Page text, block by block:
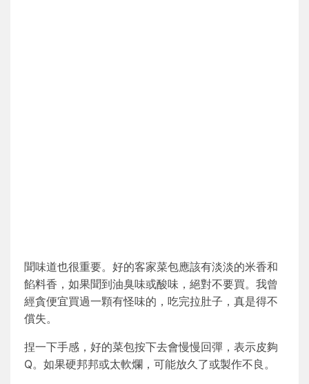
聞味道也很重要。好的客家菜包應該有淡淡的米香和
餡料香，如果聞到油臭味或酸味，絕對不要買。我曾
經貪便宜買過一顆有怪味的，吃完拉肚子，真是得不
償失。
捏一下手感，好的菜包按下去會慢慢回彈，表示皮夠
Q。如果硬邦邦或太軟爛，可能放久了或製作不良。